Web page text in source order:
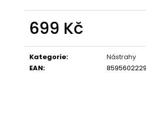
699 Kč
cena:
Kategorie:
Nástrahy
EAN:
KRMÍTKO DELPHIN